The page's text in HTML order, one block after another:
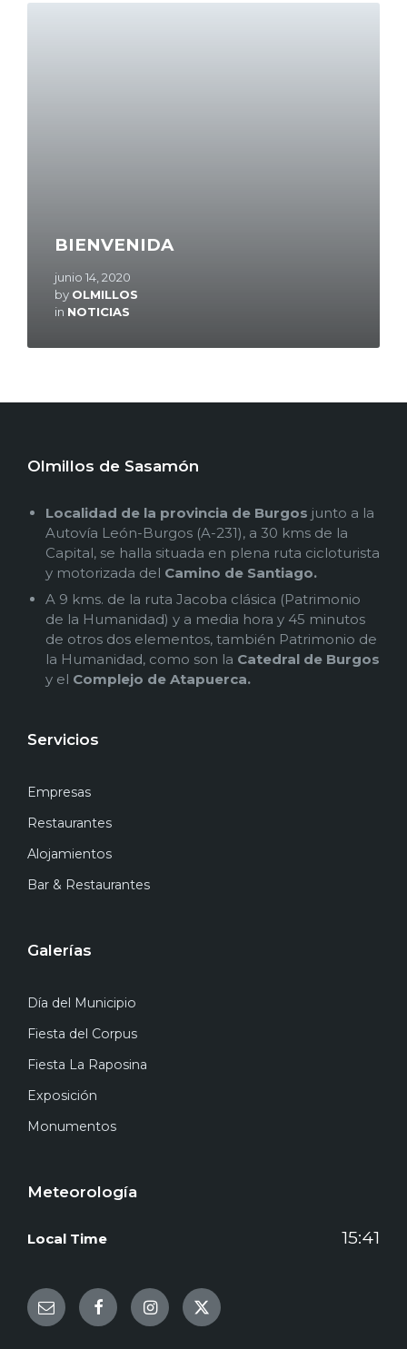
BIENVENIDA
junio 14, 2020
by OLMILLOS
in NOTICIAS
Read
Olmillos de Sasamón
Localidad de la provincia de Burgos junto a la
Autovía León-Burgos (A-231), a 30 kms de la
Capital, se halla situada en plena ruta cicloturista
y motorizada del Camino de Santiago.
A 9 kms. de la ruta Jacoba clásica (Patrimonio
de la Humanidad) y a media hora y 45 minutos
de otros dos elementos, también Patrimonio de
la Humanidad, como son la Catedral de Burgos
y el Complejo de Atapuerca.
Servicios
Empresas
Restaurantes
Alojamientos
Bar & Restaurantes
Galerías
Día del Municipio
Fiesta del Corpus
Fiesta La Raposina
Exposición
Monumentos
Meteorología
Local Time 15:41
Email FacebookInstagramTwitter